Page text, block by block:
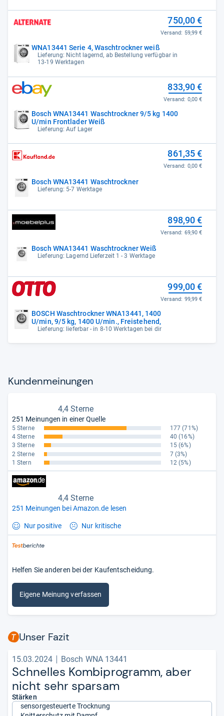
WNA13441 Serie 4, Waschtrockner weiß
Lieferung: Nicht lagernd, ab Bestellung verfügbar in
13-19 Werktagen
750,00 €
Versand: 59,99 €
Bosch WNA13441 Waschtrockner 9/5 kg 1400
U/min Frontlader Weiß
Lieferung: Auf Lager
833,90 €
Versand: 0,00 €
Bosch WNA13441 Waschtrockner
Lieferung: 5-7 Werktage
861,35 €
Versand: 0,00 €
Bosch WNA13441 Waschtrockner Weiß
Lieferung: Lagernd Lieferzeit 1 - 3 Werktage
898,90 €
Versand: 69,90 €
BOSCH Waschtrockner WNA13441, 1400
U/min, 9/5 kg, 1400 U/min., Freistehend,
Lieferung: lieferbar - in 8-10 Werktagen bei dir
999,00 €
Versand: 99,99 €
Kun­den­mei­nun­gen
4,4 Sterne
251 Meinungen in einer Quelle
5 Sterne 177 (71%)
4 Sterne
40 (16%)
3 Sterne
15 (6%)
2 Sterne
7 (3%)
1 Stern
12 (5%)
4,4 Sterne
251 Meinungen bei Amazon.de lesen
Nur positive Nur kritische
Helfen Sie anderen bei der Kaufentscheidung.
Eigene Meinung verfassen
Unser Fazit
15.03.2024 Bosch WNA 13441
Schnel­les Kom­bi­pro­gramm, aber
nicht sehr spar­sam
Stärken
sensorgesteuerte Trocknung